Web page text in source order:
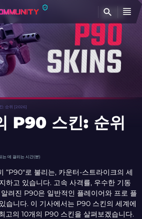
: 순위 [2026]
P90 스킨: 순위
는 데 걸리는 시간(분)
“P90″로 불리는, 카운터-스트라이크의 세
하고 있습니다. 고속 사격률, 우수한 기동
려진 P90은 일반적인 플레이어와 프로 플
습니다. 이 기사에서는 P90 스킨의 세계에
고의 10개의 P90 스킨을 살펴보겠습니다.